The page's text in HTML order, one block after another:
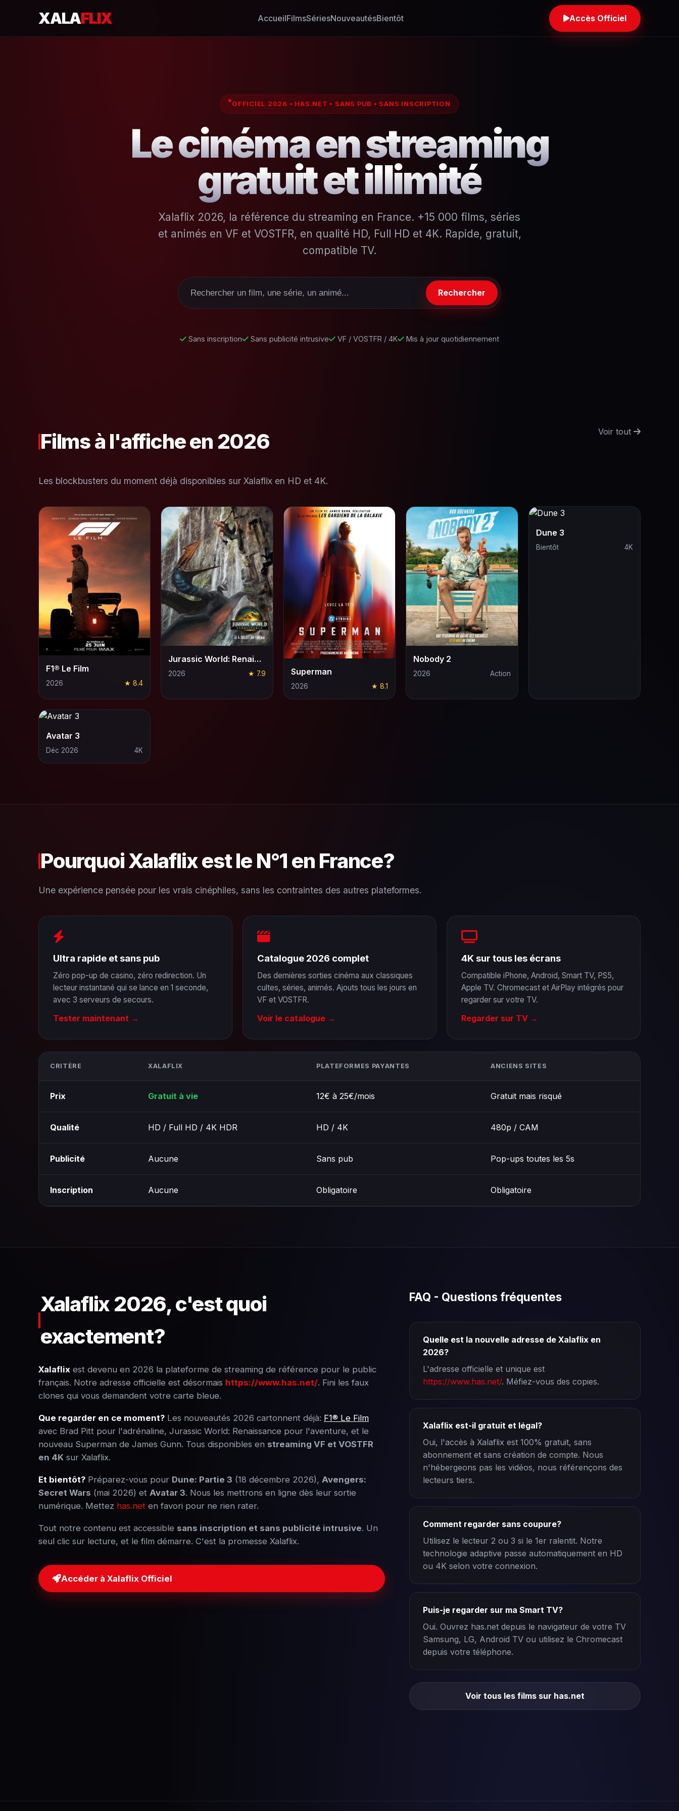
XALAFLIX AccueilFilmsSériesNouveautésBientôt Accès Officiel
OFFICIEL 2026 • HAS.NET • SANS PUB • SANS INSCRIPTION
Le cinéma en streaming
gratuit et illimité
Xalaflix 2026, la référence du streaming en France. +15 000 films, séries
et animés en VF et VOSTFR, en qualité HD, Full HD et 4K. Rapide, gratuit,
compatible TV.
Rechercher
Sans inscription Sans publicité intrusive VF / VOSTFR / 4K Mis à jour quotidiennement
Films à l'affiche en 2026 Voir tout
Les blockbusters du moment déjà disponibles sur Xalaflix en HD et 4K.
F1® Le Film
2026 ★ 8.4
Jurassic World: Renaissance
2026 ★ 7.9 Superman
2026 ★ 8.1
Nobody 2
2026 Action
Dune 3
Bientôt 4K
Avatar 3
Déc 2026 4K
Pourquoi Xalaflix est le N°1 en France?
Une expérience pensée pour les vrais cinéphiles, sans les contraintes des autres plateformes.
Ultra rapide et sans pub
Zéro pop-up de casino, zéro redirection. Un
lecteur instantané qui se lance en 1 seconde,
avec 3 serveurs de secours.
Tester maintenant →
Catalogue 2026 complet
Des dernières sorties cinéma aux classiques
cultes, séries, animés. Ajouts tous les jours en
VF et VOSTFR.
Voir le catalogue →
4K sur tous les écrans
Compatible iPhone, Android, Smart TV, PS5,
Apple TV. Chromecast et AirPlay intégrés pour
regarder sur votre TV.
Regarder sur TV →
CRITÈRE XALAFLIX PLATEFORMES PAYANTES ANCIENS SITES
Prix Gratuit à vie 12€ à 25€/mois Gratuit mais risqué
Qualité HD / Full HD / 4K HDR HD / 4K 480p / CAM
Publicité Aucune Sans pub Pop-ups toutes les 5s
Inscription Aucune Obligatoire Obligatoire
Xalaflix 2026, c'est quoi
exactement?
Xalaflix est devenu en 2026 la plateforme de streaming de référence pour le public
français. Notre adresse officielle est désormais https://www.has.net/. Fini les faux
clones qui vous demandent votre carte bleue.
Que regarder en ce moment? Les nouveautés 2026 cartonnent déjà: F1® Le Film
avec Brad Pitt pour l'adrénaline, Jurassic World: Renaissance pour l'aventure, et le
nouveau Superman de James Gunn. Tous disponibles en streaming VF et VOSTFR
en 4K sur Xalaflix.
Et bientôt? Préparez-vous pour Dune: Partie 3 (18 décembre 2026), Avengers:
Secret Wars (mai 2026) et Avatar 3. Nous les mettrons en ligne dès leur sortie
numérique. Mettez has.net en favori pour ne rien rater.
Tout notre contenu est accessible sans inscription et sans publicité intrusive. Un
seul clic sur lecture, et le film démarre. C'est la promesse Xalaflix.
Accéder à Xalaflix Officiel
FAQ - Questions fréquentes
Quelle est la nouvelle adresse de Xalaflix en
2026?
L'adresse officielle et unique est
https://www.has.net/. Méfiez-vous des copies.
Xalaflix est-il gratuit et légal?
Oui, l'accès à Xalaflix est 100% gratuit, sans
abonnement et sans création de compte. Nous
n'hébergeons pas les vidéos, nous référençons des
lecteurs tiers.
Comment regarder sans coupure?
Utilisez le lecteur 2 ou 3 si le 1er ralentit. Notre
technologie adaptive passe automatiquement en HD
ou 4K selon votre connexion.
Puis-je regarder sur ma Smart TV?
Oui. Ouvrez has.net depuis le navigateur de votre TV
Samsung, LG, Android TV ou utilisez le Chromecast
depuis votre téléphone.
Voir tous les films sur has.net